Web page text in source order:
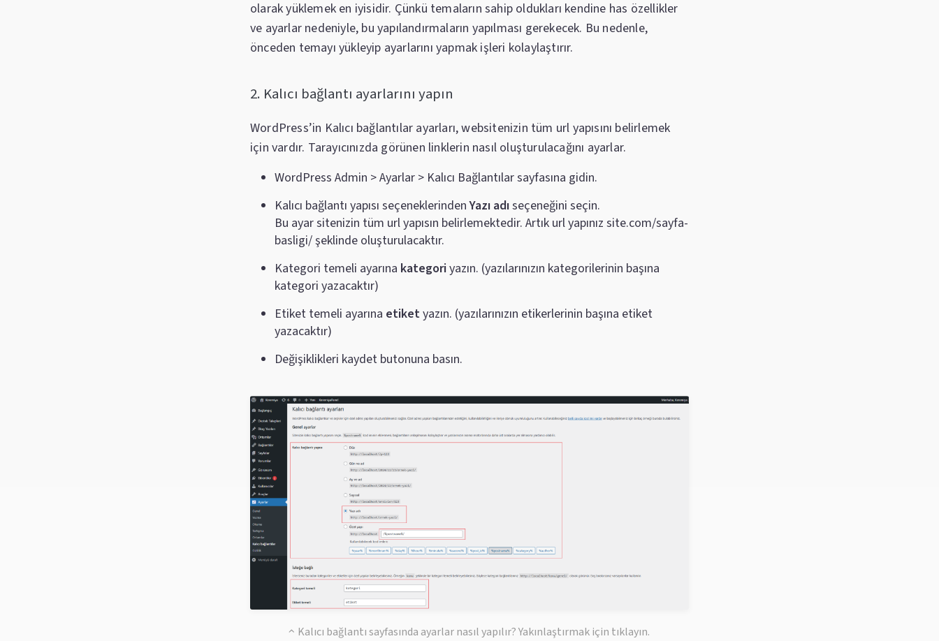
olarak yüklemek en iyisidir. Çünkü temaların sahip oldukları kendine has özellikler
ve ayarlar nedeniyle, bu yapılandırmaların yapılması gerekecek. Bu nedenle,
önceden temayı yükleyip ayarlarını yapmak işleri kolaylaştırır.
2. Kalıcı bağlantı ayarlarını yapın
WordPress’in Kalıcı bağlantılar ayarları, websitenizin tüm url yapısını belirlemek
için vardır. Tarayıcınızda görünen linklerin nasıl oluşturulacağını ayarlar.
WordPress Admin > Ayarlar > Kalıcı Bağlantılar sayfasına gidin.
Kalıcı bağlantı yapısı seçeneklerindenYazı adıseçeneğini seçin.
Bu ayar sitenizin tüm url yapısın belirlemektedir. Artık url yapınız site.com/sayfa-
basligi/ şeklinde oluşturulacaktır.
Kategori temeli ayarına kategoriyazın. (yazılarınızın kategorilerinin başına
kategori yazacaktır)
Etiket temeli ayarına etiketyazın. (yazılarınızın etikerlerinin başına etiket
yazacaktır)
Değişiklikleri kaydet butonuna basın.
Kalıcı bağlantı sayfasında ayarlar nasıl yapılır? Yakınlaştırmak için tıklayın.